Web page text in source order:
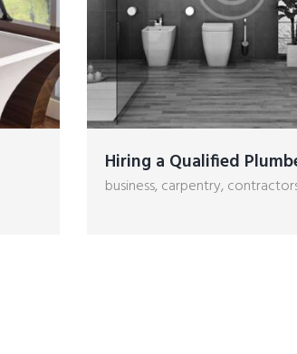
Hiring a Qualified
business,carpentry,